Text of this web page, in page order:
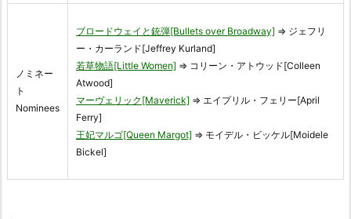
ノミネー
ト
Nominees
ブロードウェイと銃弾[Bullets over Broadway] ⇒ ジェフリ
ー・カーランド[Jeffrey Kurland]
若草物語[Little Women] ⇒ コリーン・アトウッド[Colleen
Atwood]
マーヴェリック[Maverick] ⇒ エイプリル・フェリー[April
Ferry]
王妃マルゴ[Queen Margot] ⇒ モイデル・ビッケル[Moidele
Bickel]